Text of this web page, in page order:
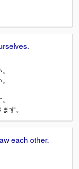
す。
each other.